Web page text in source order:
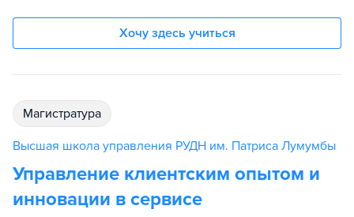
Хочу здесь учиться
магистратура
Высшая школа управления РУДН им. Патриса Лумумбы
Управление клиентским опытом и
инновации в сервисе